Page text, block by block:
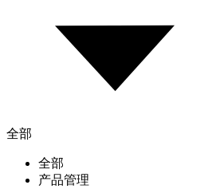
全部
全部
产品管理